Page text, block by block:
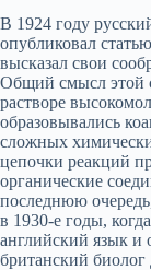
В 1924 году
опубликовал
высказал свои
Общий смысл этой
растворе
образовывались
сложных
цепочки реакций
органические
последнюю
в 1930-е годы,
английский язык и
британский